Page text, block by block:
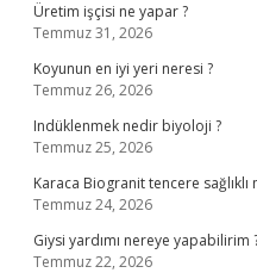
Üretim işçisi ne yapar ?
Temmuz 31, 2026
Koyunun en iyi yeri neresi ?
Temmuz 26, 2026
Indüklenmek nedir biyoloji ?
Temmuz 25, 2026
Karaca Biogranit tencere sağlıklı
Temmuz 24, 2026
Giysi yardımı nereye yapabilirim
Temmuz 22, 2026